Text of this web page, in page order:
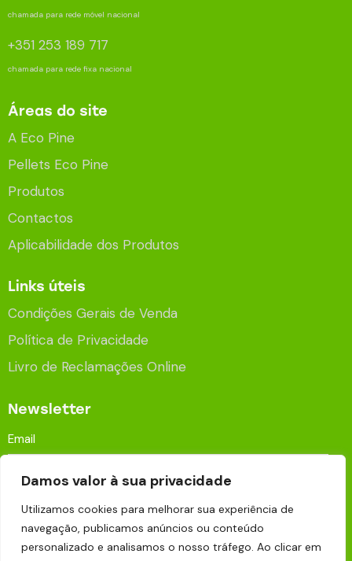
Damos valor à sua privacidade
Utilizamos cookies para melhorar sua experiência de
navegação, publicamos anúncios ou conteúdo
personalizado e analisamos o nosso tráfego. Ao clicar em
chamada para rede móvel nacional
+351 253 189 717
chamada para rede fixa nacional
Áreas do site
A Eco Pine
Pellets Eco Pine
Produtos
Contactos
Aplicabilidade dos Produtos
Links úteis
Condições Gerais de Venda
Política de Privacidade
Livro de Reclamações Online
Newsletter
Aceito que os meus dados sejam processados e
armazenados para fins publicitários de acordo com a